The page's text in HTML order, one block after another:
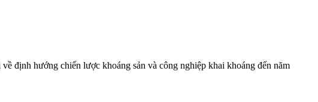
định hướng chiến lược khoáng sản và công nghiệp khai khoáng đến năm